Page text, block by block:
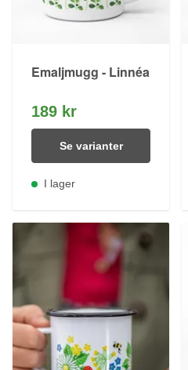
Emaljmugg - Linnéa
189 kr
Se varianter
I lager